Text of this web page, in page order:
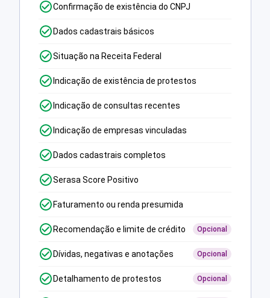
Confirmação de existência do CNPJ
Dados cadastrais básicos
Situação na Receita Federal
Indicação de existência de protestos
Indicação de consultas recentes
Indicação de empresas vinculadas
Dados cadastrais completos
Serasa Score Positivo
Faturamento ou renda presumida
Recomendação e limite de crédito Opcional
Dívidas, negativas e anotações Opcional
Detalhamento de protestos Opcional